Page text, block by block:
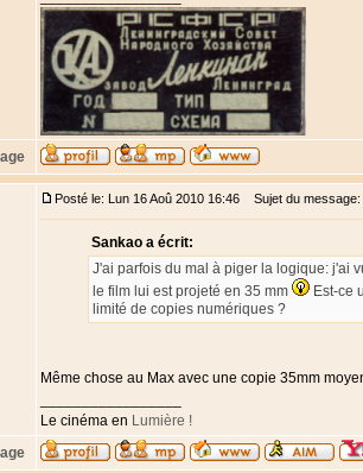
Posté le: Lun 16 Aoû 2010 16:46 Sujet du message:
Sankao a écrit:
J'ai parfois du mal à piger la logique: j'ai
le film lui est projeté en 35 mm
Est-ce
limité de copies numériques ?
Même chose au Max avec une copie 35mm
Le cinéma en Lumière !